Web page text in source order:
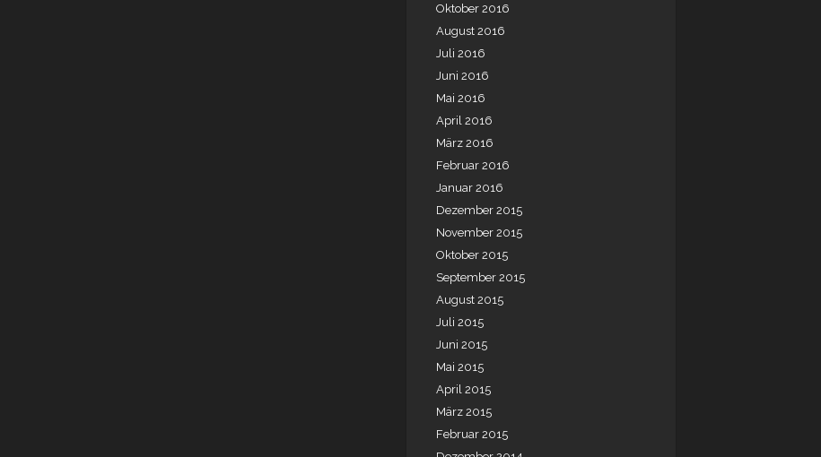
Oktober 2016
August 2016
Juli 2016
Juni 2016
Mai 2016
April 2016
März 2016
Februar 2016
Januar 2016
Dezember 2015
November 2015
Oktober 2015
September 2015
August 2015
Juli 2015
Juni 2015
Mai 2015
April 2015
März 2015
Februar 2015